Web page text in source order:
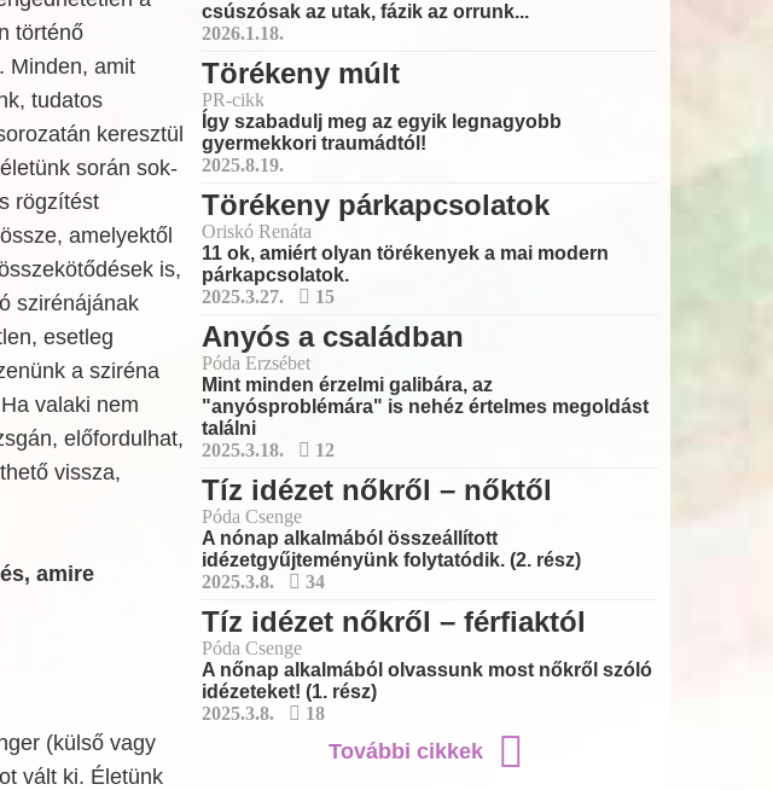
történő
Minden, amit
tudatos
keresztül
során sok-
rögzítést
amelyektől
is,
szirénájának
esetleg
a sziréna
valaki nem
előfordulhat,
vissza,
amire
(külső vagy
vált ki. Életünk
csúszósak az utak, fázik az orrunk...
2026.1.18.
Törékeny múlt
PR-cikk
Így szabadulj meg az egyik legnagyobb
gyermekkori traumádtól!
2025.8.19.
Törékeny párkapcsolatok
Oriskó Renáta
11 ok, amiért olyan törékenyek a mai modern
párkapcsolatok.
2025.3.27.
15
Anyós a családban
Póda Erzsébet
Mint minden érzelmi galibára, az
"anyósproblémára" is nehéz értelmes megoldást
találni
2025.3.18.
12
Tíz idézet nőkről – nőktől
Póda Csenge
A nónap alkalmából összeállított
idézetgyűjteményünk folytatódik. (2. rész)
2025.3.8.
34
Tíz idézet nőkről – férfiaktól
Póda Csenge
A nőnap alkalmából olvassunk most nőkről szóló
idézeteket! (1. rész)
2025.3.8.
18
További cikkek